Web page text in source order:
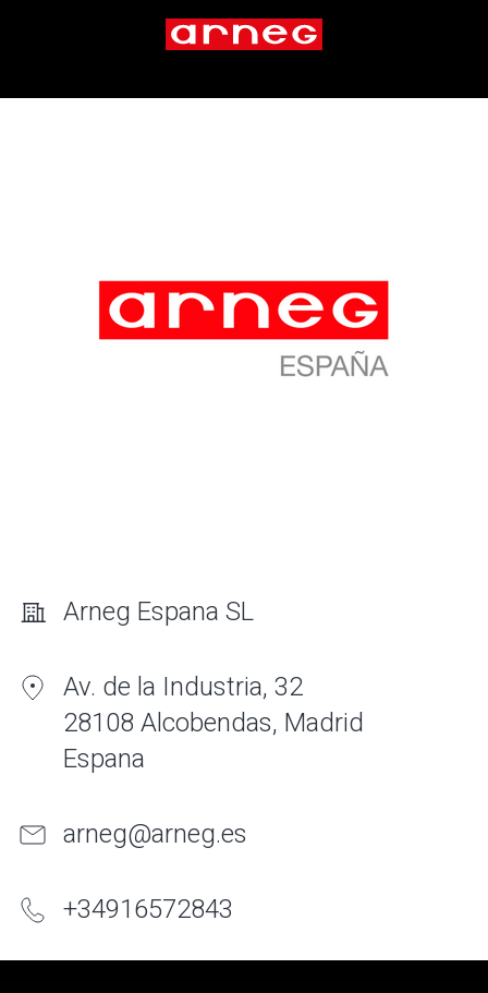
Arneg Espana SL
Av. de la Industria, 32
28108 Alcobendas, Madrid
Espana
arneg@arneg.es
+34916572843